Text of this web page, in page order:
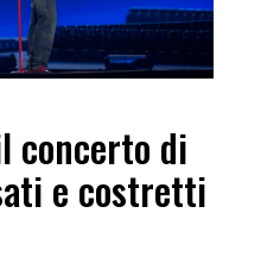
concerto di
e costretti